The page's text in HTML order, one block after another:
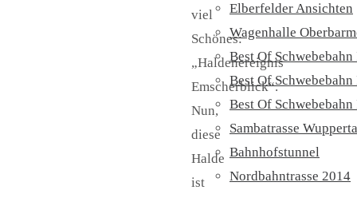
viel
Schönes:
„Haldenereignis
Emscherblick“.
Nun,
diese
Halde
ist
Elberfelder Ansichten
Wagenhalle
Best Of Schwebebahn
Best Of
Best Of
Sambatrasse
Bahnhofstunnel
Nordbahntrasse 2014